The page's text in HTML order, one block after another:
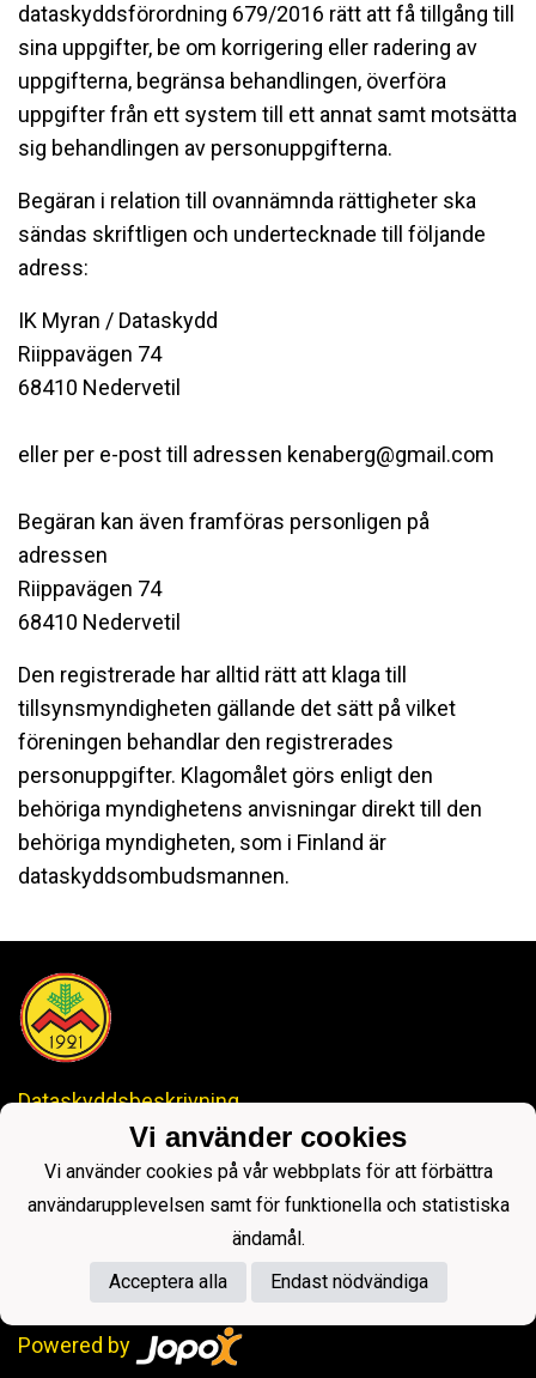
dataskyddsförordning 679/2016 rätt att få tillgång till
sina uppgifter, be om korrigering eller radering av
uppgifterna, begränsa behandlingen, överföra
uppgifter från ett system till ett annat samt motsätta
sig behandlingen av personuppgifterna.
Begäran i relation till ovannämnda rättigheter ska
sändas skriftligen och undertecknade till följande
adress:
IK Myran / Dataskydd
Riippavägen 74
68410 Nedervetil
eller per e-post till adressen kenaberg@gmail.com
Begäran kan även framföras personligen på
adressen
Riippavägen 74
68410 Nedervetil
Den registrerade har alltid rätt att klaga till
tillsynsmyndigheten gällande det sätt på vilket
föreningen behandlar den registrerades
personuppgifter. Klagomålet görs enligt den
behöriga myndighetens anvisningar direkt till den
behöriga myndigheten, som i Finland är
dataskyddsombudsmannen.
Dataskyddsbeskrivning
IDROTTSKLUBBEN MYRAN
-Anrik Historia, Lysande Framtid-
ikmyranjopox@gmail.com
Powered by
Vi använder cookies
Vi använder cookies på vår webbplats för att förbättra
användarupplevelsen samt för funktionella och statistiska
ändamål.
Acceptera alla
Endast nödvändiga